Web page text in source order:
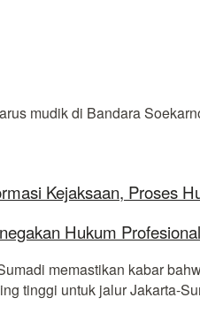
mudik di Bandara
Kejaksaan, Proses
Hukum
memastikan kabar
tinggi untuk jalur Jakarta-